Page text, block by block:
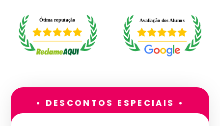
• DESCONTOS ESPECIAIS •